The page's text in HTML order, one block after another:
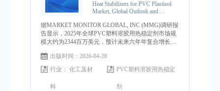
Heat Stabilizers for PVC Plastisol
Market, Global Outlook and
据MARKET MONITOR GLOBAL, INC (MMG)调研报
告显示，2025年全球PVC塑料溶胶用热稳定剂市场规
模大约为2344百万美元，预计未来六年年复合增长率
出版时间：2026-04-28
行业：化工及材
料
PVC塑料溶胶用热稳定
剂